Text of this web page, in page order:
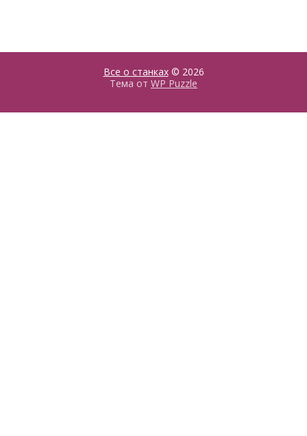
Все о станках© 2026
Тема от WP Puzzle